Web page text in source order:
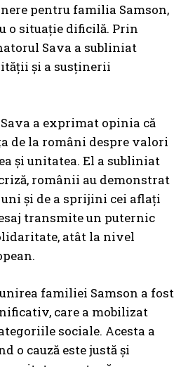
pentru familia Samson,
o situație dificilă. Prin
Sava a subliniat
și a susținerii
a exprimat opinia că
de la români despre valori
și unitatea. El a subliniat
românii au demonstrat
uni și de a sprijini cei aflați
transmite un puternic
atât la nivel
familiei Samson a fost
care a mobilizat
sociale. Acesta a
o cauză este justă și